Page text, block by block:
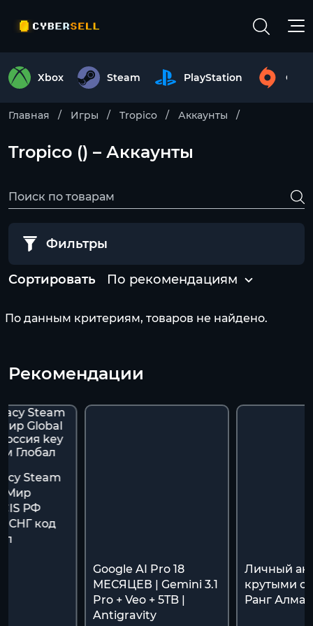
Xbox Steam PlayStation
Главная Игры Tropico Аккаунты
Tropico () – Аккаунты
Фильтры
Сортировать По рекомендациям
По данным критериям, товаров не найдено.
Рекомендации
Steam
Мир
РФ
СНГ код
Google AI Pro 18
МЕСЯЦЕВ | Gemini 3.1
Pro + Veo + 5TB |
Antigravity
Личный
крутыми
Ранг Алмаз